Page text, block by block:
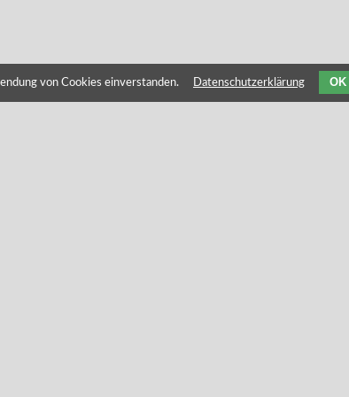
von Cookies einverstanden. Datenschutzerklärung OK